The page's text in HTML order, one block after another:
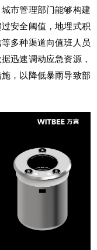
市管理部门能够构建
安全阈值，地埋式积
多种渠道向值班人员
迅速调动应急资源，
，以降低暴雨导致部